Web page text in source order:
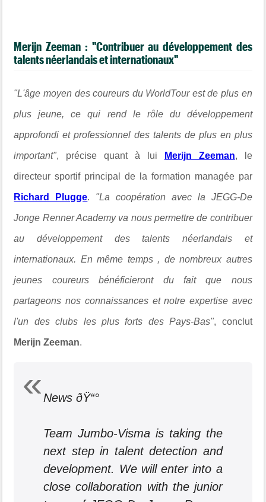
Merijn Zeeman : "Contribuer au développement des
talents néerlandais et internationaux"
"L'âge moyen des coureurs du WorldTour est de plus en
plus jeune, ce qui rend le rôle du développement
approfondi et professionnel des talents de plus en plus
important", précise quant à lui Merijn Zeeman, le
directeur sportif principal de la formation managée par
Richard Plugge. "La coopération avec la JEGG-De
Jonge Renner Academy va nous permettre de contribuer
au développement des talents néerlandais et
internationaux. En même temps , de nombreux autres
jeunes coureurs bénéficieront du fait que nous
partageons nos connaissances et notre expertise avec
l'un des clubs les plus forts des Pays-Bas", conclut
Merijn Zeeman.
News ðŸ“°
Team Jumbo-Visma is taking the
next step in talent detection and
development. We will enter into a
close collaboration with the junior